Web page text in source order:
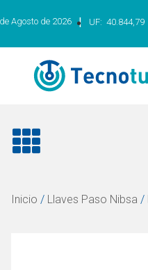
Agosto de 2026 | UF: 40.844,79
Inicio / Llaves Paso Nibsa /